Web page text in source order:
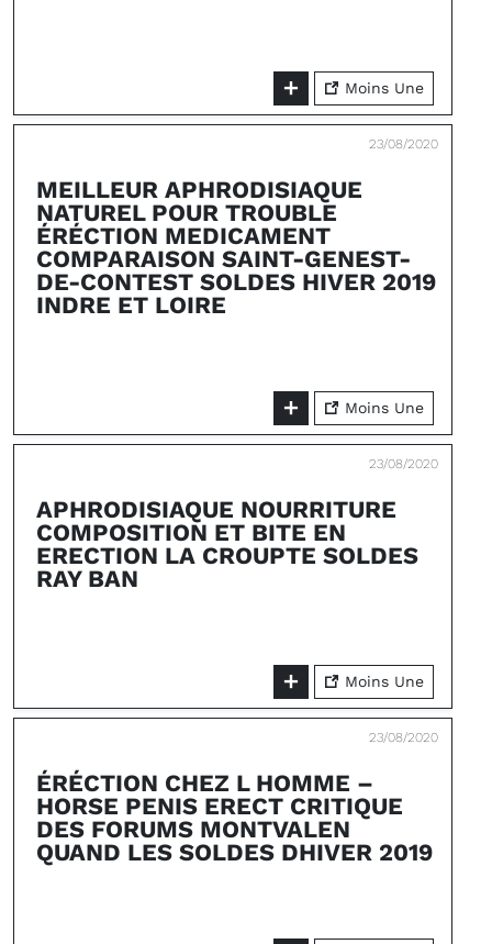
Moins Une
23/08/2020
MEILLEUR APHRODISIAQUE
NATUREL POUR TROUBLE
ÉRÉCTION MEDICAMENT
COMPARAISON SAINT-GENEST-
DE-CONTEST SOLDES HIVER 2019
INDRE ET LOIRE
Moins Une
23/08/2020
APHRODISIAQUE NOURRITURE
COMPOSITION ET BITE EN
ERECTION LA CROUPTE SOLDES
RAY BAN
Moins Une
23/08/2020
ÉRÉCTION CHEZ L HOMME –
HORSE PENIS ERECT CRITIQUE
DES FORUMS MONTVALEN
QUAND LES SOLDES DHIVER 2019